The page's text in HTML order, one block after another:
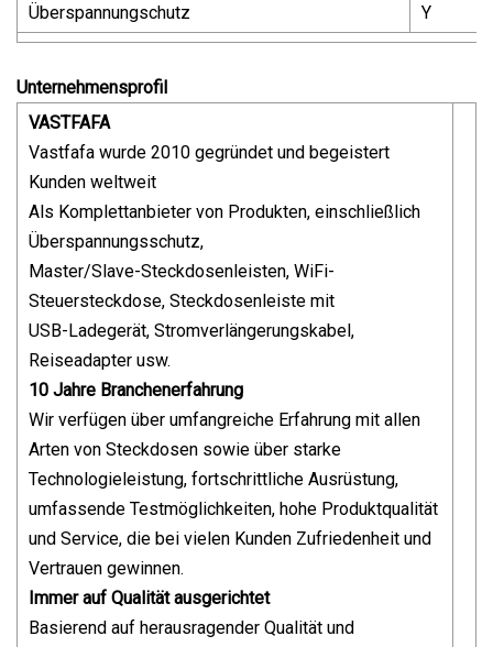
Überspannungschutz
Y
Unternehmensprofil
VASTFAFA
Vastfafa wurde 2010 gegründet und begeistert
Kunden weltweit
Als Komplettanbieter von Produkten, einschließlich
Überspannungsschutz,
Master/Slave-Steckdosenleisten, WiFi-
Steuersteckdose, Steckdosenleiste mit
USB-Ladegerät, Stromverlängerungskabel,
Reiseadapter usw.
10 Jahre Branchenerfahrung
Wir verfügen über umfangreiche Erfahrung mit allen
Arten von Steckdosen sowie über starke
Technologieleistung, fortschrittliche Ausrüstung,
umfassende Testmöglichkeiten, hohe Produktqualität
und Service, die bei vielen Kunden Zufriedenheit und
Vertrauen gewinnen.
Immer auf Qualität ausgerichtet
Basierend auf herausragender Qualität und